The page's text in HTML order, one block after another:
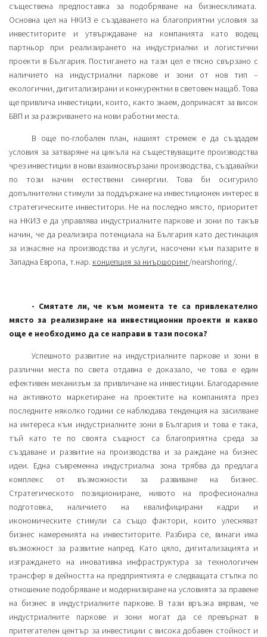
съществена предпоставка за подобряване на бизнесклимата.
Основна цел на НКИЗ е създаването на благоприятни условия за
инвеститорите и утвърждаване на компанията като водещ
партньор при реализирането на индустриални и логистични
проекти в България. Постигането на тази цел е тясно свързано с
наличието на индустриални паркове и зони от нов тип –
екологични, дигитализирани и конкурентни в световен мащаб. Това
ще привлича инвестиции, които, както знаем, допринасят за висок
БВП и за разкриването на нови работни места.
В още по-глобален план, нашият стремеж е да създадем
условия за затваряне на цикъла на съществуващите производства
чрез инвестиции в нови взаимосвързани производства, създавайки
по този начин естествени синергии. Това би осигурило
допълнителни стимули за поддържане на инвестиционен интерес в
стратегическите инвеститори. Не на последно място, приоритет
на НКИЗ е да управлява индустриалните паркове и зони по такъв
начин, че да реализира потенциала на България като дестинация
за изнасяне на производства и услуги, насочени към пазарите в
Западна Европа, т.нар. концепция за ниършоринг/nearshoring/.
- Смятате ли, че към момента те са привлекателно
място за реализиране на инвестиционни проекти и какво
още е необходимо да се направи в тази посока?
Успешното развитие на индустриалните паркове и зони в
различни места по света отдавна е доказало, че това е един
ефективен механизъм за привличане на инвестиции. Благодарение
на активното маркетиране на проектите на компанията през
последните няколко години се наблюдава тенденция на засилване
на интереса към индустриалните зони в България и това е така,
тъй като те по своята същност са благоприятна среда за
създаване и развитие на производства и за раждане на бизнес
идеи. Една съвременна индустриална зона трябва да предлага
комплекс от възможности за развиване на бизнес.
Стратегическото позициониране, нивото на професионална
подготовка, наличието на квалифицирани кадри и
икономическите стимули са също фактори, които улесняват
бизнес намеренията на инвеститорите. Разбира се, винаги има
възможност за развитие напред. Като цяло, дигитализацията и
изграждането на иновативна инфраструктура за технологичен
трансфер в дейността на предприятията е следващата стъпка по
отношение подобряване и модернизиране на условията за правене
на бизнес в индустриалните паркове. В тази връзка вярвам, че
индустриалните паркове и зони могат да се превърнат в
притегателен център за инвестиции с висока добавен стойност и